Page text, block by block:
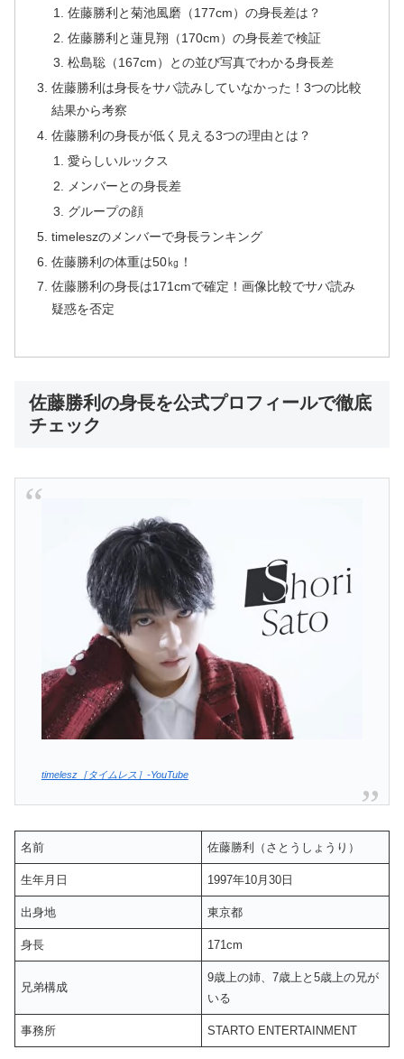
佐藤勝利と菊池風磨（177cm）の身長差は？
佐藤勝利と蓮見翔（170cm）の身長差で検証
松島聡（167cm）との並び写真でわかる身長差
佐藤勝利は身長をサバ読みしていなかった！3つの比較
結果から考察
佐藤勝利の身長が低く見える3つの理由とは？
愛らしいルックス
メンバーとの身長差
グループの顔
timeleszのメンバーで身長ランキング
佐藤勝利の体重は50㎏！
佐藤勝利の身長は171cmで確定！画像比較でサバ読み
疑惑を否定
佐藤勝利の身長を公式プロフィールで徹底
チェック
timelesz［タイムレス］-YouTube
名前 佐藤勝利（さとうしょうり）
生年月日 1997年10月30日
出身地 東京都
身長 171cm
兄弟構成
9歳上の姉、7歳上と5歳上の兄が
いる
事務所 STARTO ENTERTAINMENT